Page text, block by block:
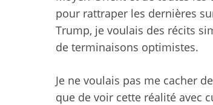
pour rattraper les dernières
Trump, je voulais des récits
de terminaisons optimistes.
Je ne voulais pas me cacher
que de voir cette réalité avec